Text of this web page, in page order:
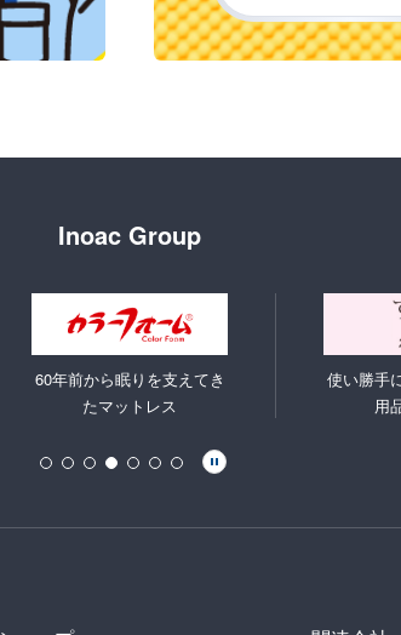
Inoac Group
60年前から眠りを支えてき
たマットレス
使い勝手
用